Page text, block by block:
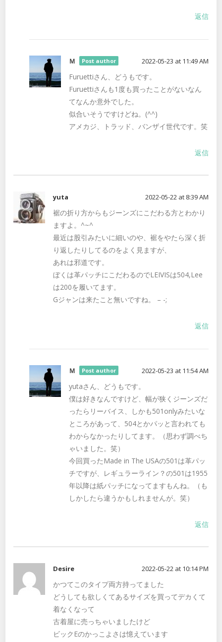
返信
Ｍ Post author 2022-05-23 at 11:49 AM
Furuettiさん、どうもです。
Furuettiさんも1度も買ったことがないなん
てなんか意外でした。
似合いそうですけどね。(^^)
アメカジ、トラッド、バンザイ世代です。笑
返信
yuta 2022-05-22 at 8:39 AM
裾の折り方からもジーンズにこだわる方とわかり
ますよ。^~^
最近は股引みたいに細いのや、裾をやたら深く折
り返したりしてるのをよく見ますが、
あれは邪道です。
ぼくは革パッチにこだわるのでLEIVISは504,Lee
は200を履いてます。
Gジャンは来たこと無いですね。 – -;
返信
Ｍ Post author 2022-05-23 at 11:54 AM
yutaさん、どうもです。
僕は好きなんですけど、幅が狭くジーンズだ
ったらリーバイス、しかも501onlyみたいな
ところがあって、504とかパッと言われても
わからなかったりしてます。（思わず調べち
ゃいました。笑）
今回買ったMade in The USAの501は革パッ
チですが、レギュラーライン？の501は1955
年以降は紙パッチになってますもんね。（も
しかしたら違うかもしれませんが。笑）
返信
Desire 2022-05-22 at 10:14 PM
かつてこのタイプ両方持ってました
どうしても欲しくてあるサイズを買ってデカくて
着なくなって
古着屋に売っちゃいましたけど
ビックEのかっこよさは憶えています